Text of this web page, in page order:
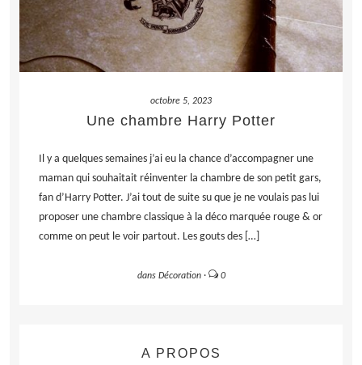
octobre 5, 2023
Une chambre Harry Potter
Il y a quelques semaines j’ai eu la chance d’accompagner une
maman qui souhaitait réinventer la chambre de son petit gars,
fan d’Harry Potter. J’ai tout de suite su que je ne voulais pas lui
proposer une chambre classique à la déco marquée rouge & or
comme on peut le voir partout. Les gouts des […]
dans Décoration· 0
A PROPOS